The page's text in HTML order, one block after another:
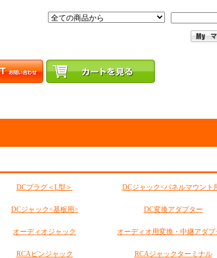
DCプラグ＜L型＞ DCジャック<パネルマウント
DCジャック<基板用> DC変換アダプター
オーディオジャック オーディオ用変換・中継アダプ
RCAピンジャック RCAジャックターミナル